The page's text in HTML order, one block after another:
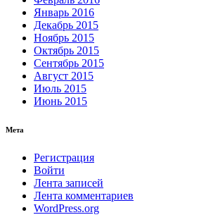
Январь 2016
Декабрь 2015
Ноябрь 2015
Октябрь 2015
Сентябрь 2015
Август 2015
Июль 2015
Июнь 2015
Мета
Регистрация
Войти
Лента записей
Лента комментариев
WordPress.org